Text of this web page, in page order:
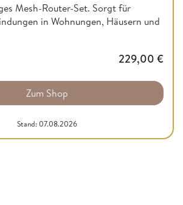
Mesh-Router-Set. Sorgt für
in Wohnungen, Häusern und
229,00 €
Zum Shop
Stand: 07.08.2026